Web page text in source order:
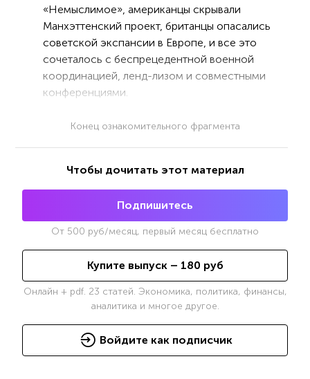
«Немыслимое», американцы скрывали
Манхэттенский проект, британцы опасались
советской экспансии в Европе, и все это
сочеталось с беспрецедентной военной
координацией, ленд-лизом и совместными
конференциями.
Конец ознакомительного фрагмента
Чтобы дочитать этот материал
Подпишитесь
От 500 руб/месяц, первый месяц бесплатно
Купите выпуск – 180 руб
Онлайн + pdf. 23 статей. Экономика, политика, финансы,
аналитика и многое другое.
Войдите как подписчик